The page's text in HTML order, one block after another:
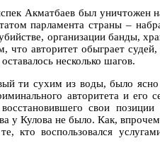
Акматбаев был уничтожен
парламента страны –
организации банды,
что авторитет обыграет
несколько шагов.
ти сухим из воды, было
авторитета и его
свои
у Кулова не было. Как,
кто воспользовался